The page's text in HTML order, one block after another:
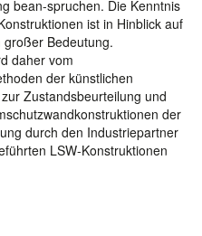
bean-spruchen. Die Kenntnis
ist in Hinblick auf
Bedeutung.
daher vom
der künstlichen
Zustandsbeurteilung und
der
durch den Industriepartner
LSW-Konstruktionen